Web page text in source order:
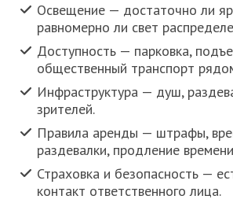
Освещение — достаточно ли
равномерно ли свет
Доступность — парковка,
общественный транспорт
Инфраструктура — душ,
зрителей.
Правила аренды — штрафы,
раздевалки, продление
Страховка и безопасность —
контакт ответственного лица.